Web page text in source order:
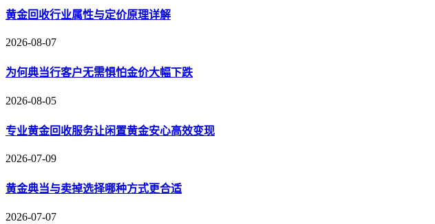
黄金回收行业属性与定价原理详解
2026-08-07
为何典当行客户无需惧怕金价大幅下跌
2026-08-05
专业黄金回收服务让闲置黄金安心高效变现
2026-07-09
黄金典当与卖掉选择哪种方式更合适
2026-07-07